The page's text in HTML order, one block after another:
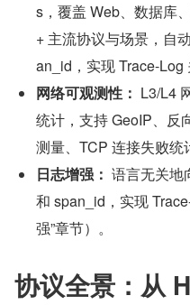
s，覆盖 Web、数据库
+ 主流协议与场景，自
an_id，实现 Trace-Log
网络可观测性： L3/L4
统计，支持 GeoIP、反
测量、TCP 连接失败统
日志增强： 语言无关地
和 span_id，实现
强”章节）。
协议全景：从